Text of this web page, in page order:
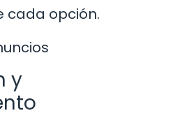
cada opción.
y